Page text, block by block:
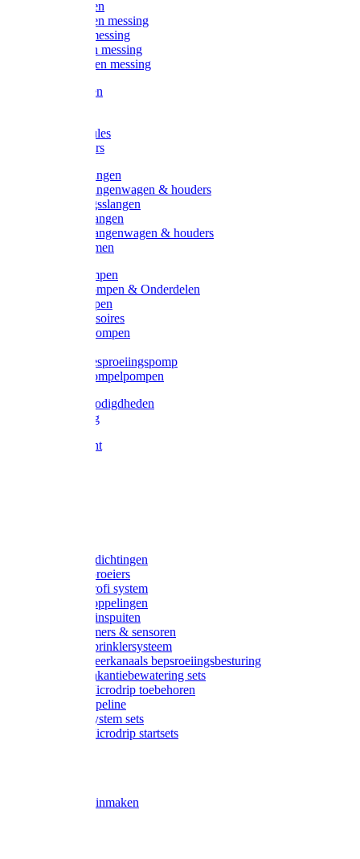
Kogelkranen
Koppelingen messing
Sproeiers messing
Tuinspuiten messing
Slangstukken messing
Handspuiten
Kunststoftules
Regenmeters
Overige slangen
Overige slangenwagen & houders
Beregeningsslangen
Gardena slangen
Gardena slangenwagen & houders
Slangklemmen
Leader pompen
Zwengelpompen & Onderdelen
Ebara pompen
Pompaccessoires
Excellent pompen
Gardena besproeiingspomp
Gardena dompelpompen
Tyleen benodigdheden
Tyleenslang
Lange bocht
Gardena afdichtingen
Gardena sproeiers
Gardena Profi system
Gardena koppelingen
Gardena tuinspuiten
Gardena timers & sensoren
Gardena Sprinklersysteem
Gardena meerkanaals bepsroeiingsbesturing
Gardena vakantiebewatering sets
Gardena Microdrip toebehoren
Gardena Pipeline
Gardena System sets
Gardena Microdrip startsets
Wecken & inmaken